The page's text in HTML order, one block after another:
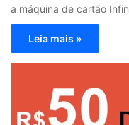
a máquina de cartão
Leia mais »